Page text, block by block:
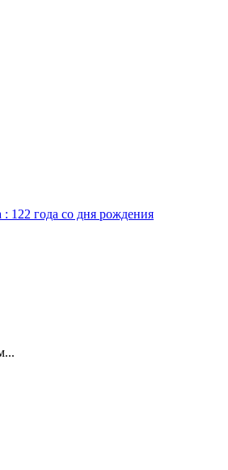
122 года со дня рождения